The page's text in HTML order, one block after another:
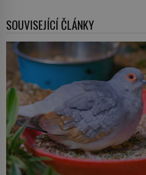
SOUVISEJÍCÍ ČLÁNKY